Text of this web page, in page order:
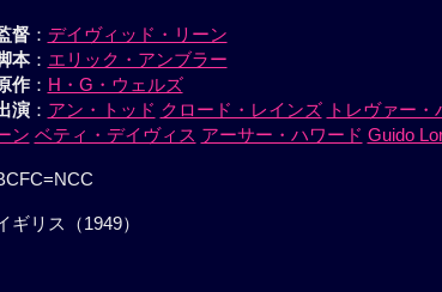
督： デイヴィッド・リーン
本： エリック・アンブラー
作： H・G・ウェルズ
演： アン・トッド クロード・レインズ トレヴァー・
ン ベティ・デイヴィス アーサー・ハワード Guido
ギリス（1949）